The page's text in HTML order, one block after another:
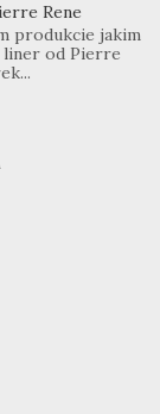
Rene
produkcie jakim
liner od Pierre